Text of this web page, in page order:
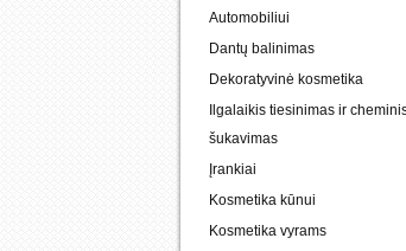
Automobiliui
Dantų balinimas
Dekoratyvinė kosmetika
Ilgalaikis tiesinimas ir
šukavimas
Įrankiai
Kosmetika kūnui
Kosmetika vyrams